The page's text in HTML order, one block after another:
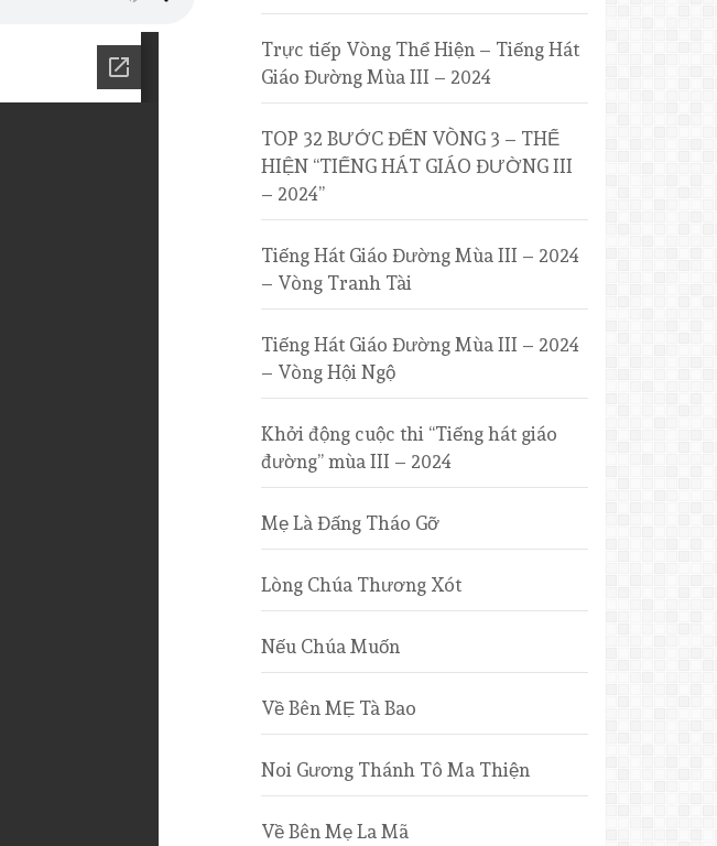
Trực tiếp Vòng Thể Hiện – Tiếng Hát
Giáo Đường Mùa III – 2024
TOP 32 BƯỚC ĐẾN VÒNG 3 – THỂ
HIỆN “TIẾNG HÁT GIÁO ĐƯỜNG III
– 2024”
Tiếng Hát Giáo Đường Mùa III – 2024
– Vòng Tranh Tài
Tiếng Hát Giáo Đường Mùa III – 2024
– Vòng Hội Ngộ
Khởi động cuộc thi “Tiếng hát giáo
đường” mùa III – 2024
Mẹ Là Đấng Tháo Gỡ
Lòng Chúa Thương Xót
Nếu Chúa Muốn
Về Bên MẸ Tà Bao
Noi Gương Thánh Tô Ma Thiện
Về Bên Mẹ La Mã